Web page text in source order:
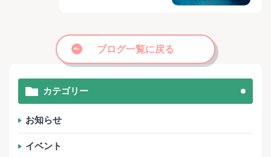
ブログ一覧に戻る
カテゴリー
お知らせ
イベント